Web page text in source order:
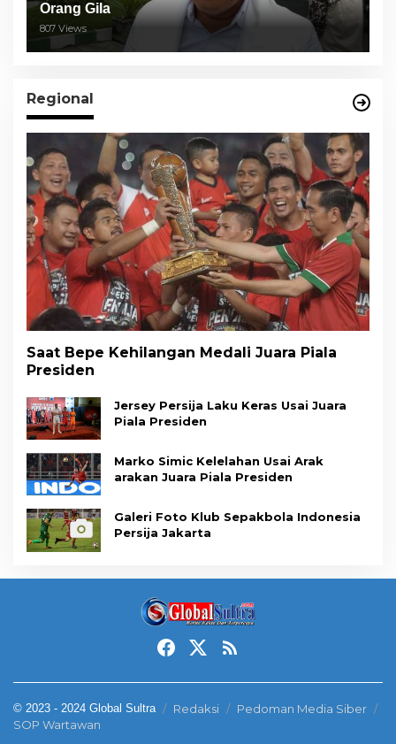
Orang Gila
807 Views
Regional
Saat Bepe Kehilangan Medali Juara Piala
Presiden
Jersey Persija Laku Keras Usai Juara
Piala Presiden
Marko Simic Kelelahan Usai Arak
arakan Juara Piala Presiden
Galeri Foto Klub Sepakbola Indonesia
Persija Jakarta
© 2023 - 2024 Global Sultra Redaksi
Pedoman Media Siber
SOP Wartawan